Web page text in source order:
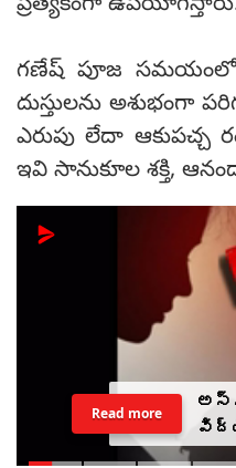
ప్రత్యేకంగా
గణేష్ పూజ సమయంలో
దుస్తులను అశుభంగా
ఎరుపు లేదా ఆకుపచ్చ
ఇవి సానుకూల శక్తి,
Read more